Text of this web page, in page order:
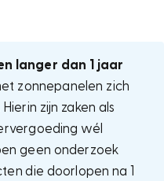
langer dan 1 jaar
zonnepanelen zich
zijn zaken als
wél
geen onderzoek
die doorlopen na 1